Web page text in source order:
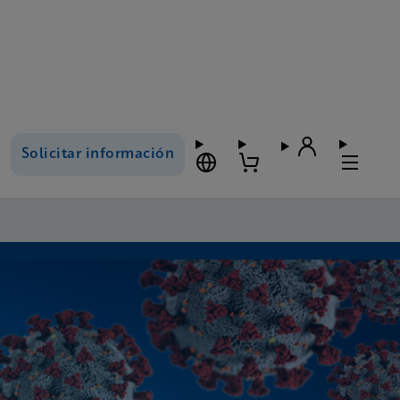
Solicitar información